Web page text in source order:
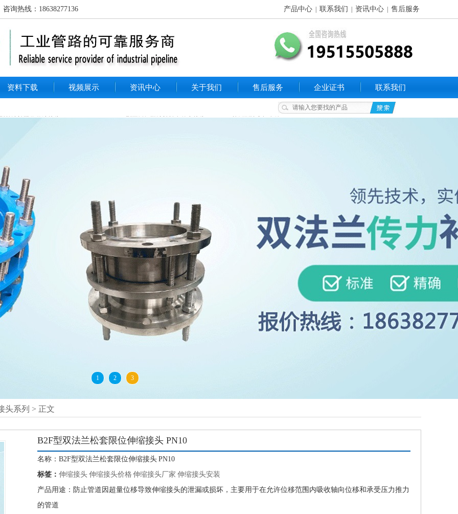
询热线：18638277136 产品中心 联系我们 资讯中心 售后服务
资料下载 视频展示 资讯中心 关于我们 售后服务 企业证书 联系我们
单法兰限位伸缩接头 PN10 VSSJAFC/CC2F型不锈钢双法兰松套传力接头 04FS02单侧刚性密闭套管
1 2 3
头系列 > 正文
B2F型双法兰松套限位伸缩接头 PN10
名称：B2F型双法兰松套限位伸缩接头 PN10
标签： 伸缩接头 伸缩接头价格 伸缩接头厂家 伸缩接头安装
产品用途：防止管道因超量位移导致伸缩接头的泄漏或损坏，主要用于在允许位移范围内吸收轴向位移和承受压力推力
的管道